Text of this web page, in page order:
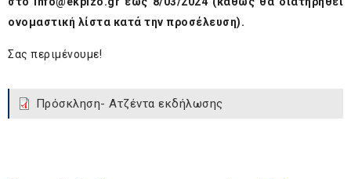
ονομαστική λίστα κατά την προσέλευση).
Σας περιμένουμε!
Πρόσκληση- Ατζέντα εκδήλωσης